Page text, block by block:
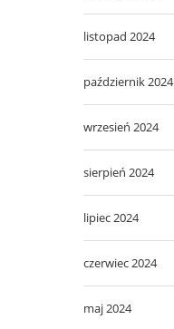
listopad 2024
październik 2024
wrzesień 2024
sierpień 2024
lipiec 2024
czerwiec 2024
maj 2024